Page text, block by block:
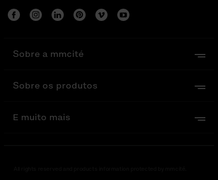
Sobre a mmcité
Sobre os produtos
E muito mais